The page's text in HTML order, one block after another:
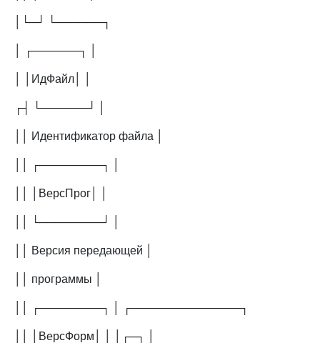
│└─┘ └──────┐
│ ┌──────┐ │
│ │ИдФайл│ │
┌┤ └──────┘ │
││ Идентификатор файла │
││ ┌────────┐ │
││ │ВерсПрог│ │
││ └────────┘ │
││ Версия передающей │
││ программы │
││ ┌────────┐ │ ┌──────────────┐
││ │ВерсФорм│ │ │┌─┐ │